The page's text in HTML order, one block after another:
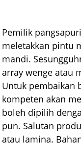
Pemilik
meletakkan pintu
mandi.
array wenge atau
Untuk pembaikan
kompeten akan
boleh dipilih
pun. Salutan
atau lamina.